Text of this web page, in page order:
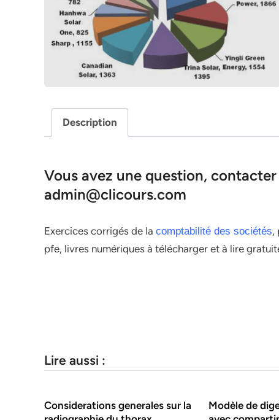
Description
Vous avez une question,
admin@clicours.com
Exercices corrigés de la comptabilité des sociétés,
pfe, livres numériques à télécharger et à lire
Lire aussi :
Considerations generales sur la
Modèle de